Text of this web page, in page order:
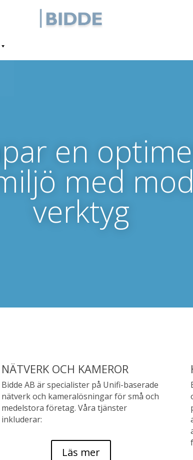
en
med
verktyg
NÄTVERK OCH KAMEROR
Bidde AB är specialister på Unifi-baserade
nätverk och kameralösningar för små och
medelstora företag. Våra tjänster
inkluderar:
Läs mer